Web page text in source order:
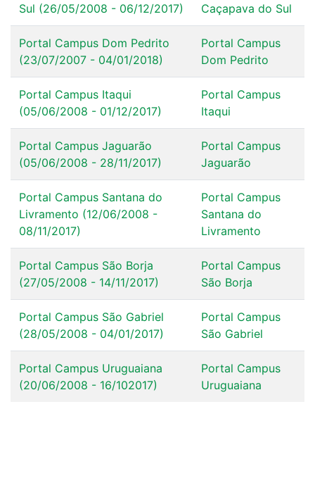
Sul (26/05/2008 - 06/12/2017)
Caçapava do Sul
Portal Campus Dom Pedrito
(23/07/2007 - 04/01/2018)
Portal Campus
Dom Pedrito
Portal Campus Itaqui
(05/06/2008 - 01/12/2017)
Portal Campus
Itaqui
Portal Campus Jaguarão
(05/06/2008 - 28/11/2017)
Portal Campus
Jaguarão
Portal Campus Santana do
Livramento (12/06/2008 -
08/11/2017)
Portal Campus
Santana do
Livramento
Portal Campus São Borja
(27/05/2008 - 14/11/2017)
Portal Campus
São Borja
Portal Campus São Gabriel
(28/05/2008 - 04/01/2017)
Portal Campus
São Gabriel
Portal Campus Uruguaiana
(20/06/2008 - 16/102017)
Portal Campus
Uruguaiana